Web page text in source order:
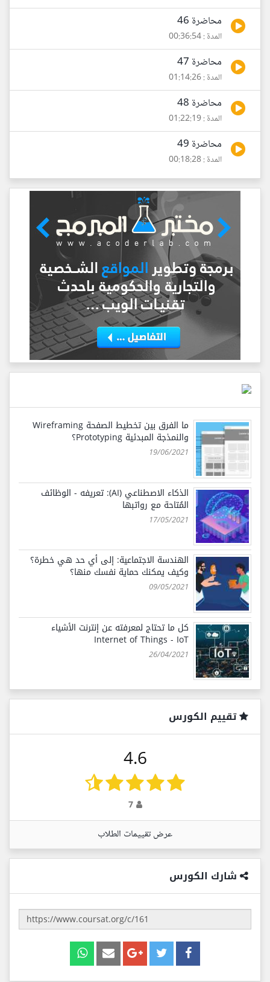
محاضرة 46
المدة : 00:36:54
محاضرة 47
المدة : 01:14:26
محاضرة 48
المدة : 01:22:19
محاضرة 49
المدة : 00:18:28
ما الفرق بين تخطيط الصفحة Wireframing
والنمذجة المبدئية Prototyping؟
19/06/2021
الذكاء الاصطناعي (AI): تعريفه - الوظائف
المُتاحة مع رواتبها
17/05/2021
الهندسة الاجتماعية: إلى أي حد هي خطرة؟
وكيف يمكنك حماية نفسك منها؟
09/05/2021
كل ما تحتاج لمعرفته عن إنترنت الأشياء
Internet of Things - IoT
26/04/2021
تقييم الكورس
4.6
7
عرض تقييمات الطلاب
شارك الكورس